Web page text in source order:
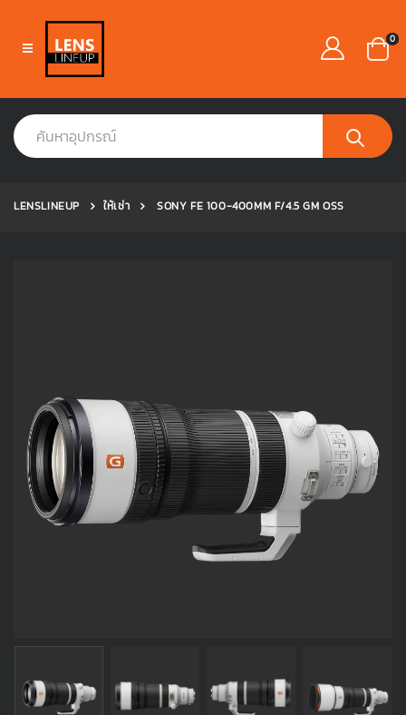
0
LENSLINEUP ให้เช่า SONY FE 100-400MM F/4.5 GM OSS